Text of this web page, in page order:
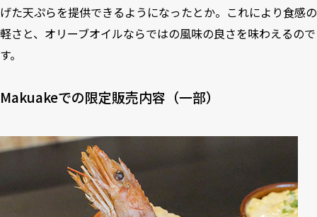
げた天ぷらを提供できるようになったとか。これにより食感の
軽さと、オリーブオイルならではの風味の良さを味わえるので
す。
Makuakeでの限定販売内容（一部）